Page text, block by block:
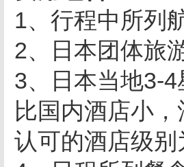
1、行程中所列
2、日本团体旅
3、日本当地3-
比国内酒店小
认可的酒店级别